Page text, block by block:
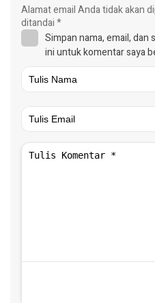
Alamat email Anda tidak akan
ditandai*
Simpan nama, email, dan
ini untuk komentar saya